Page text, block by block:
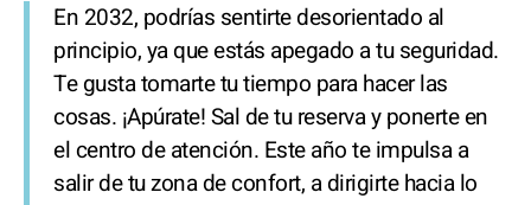
En 2032, podrías sentirte desorientado al
principio, ya que estás apegado a tu seguridad.
Te gusta tomarte tu tiempo para hacer las
cosas. ¡Apúrate! Sal de tu reserva y ponerte en
el centro de atención. Este año te impulsa a
salir de tu zona de confort, a dirigirte hacia lo